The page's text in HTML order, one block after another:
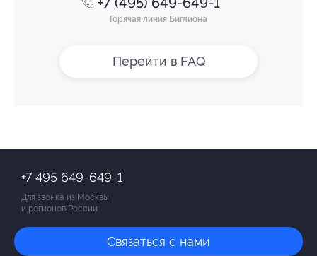
Горячая линия Биглиона
Перейти в FAQ
+7 495 649-649-1
Для звонка из Москвы
и регионов России
Связаться с нами